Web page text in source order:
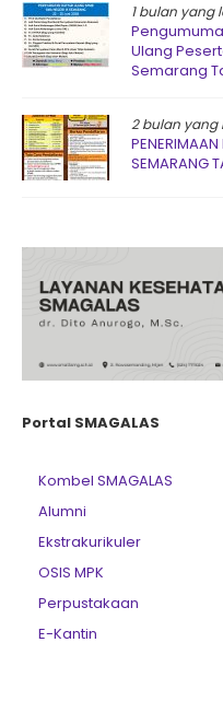
1 bulan yang
Ulang
Semarang
2 bulan yang
PENERIMAAN
SEMARANG
Portal SMAGALAS
Kombel SMAGALAS
Alumni
Ekstrakurikuler
OSIS MPK
Perpustakaan
E-Kantin